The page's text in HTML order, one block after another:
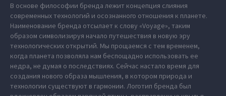
В основе философии бренда лежит концепция слияния
современных технологий и осознанного отношения к планете.
Наименование бренда отсылает к слову «Voyage», таким
образом символизируя начало путешествия в новую эру
технологических открытий. Мы прощаемся с тем временем,
когда планета позволяла нам беспощадно использовать ее
недра, не думая о последствиях. Сейчас настало время для
создания нового образа мышления, в котором природа и
технологии существуют в гармонии. Логотип бренда был